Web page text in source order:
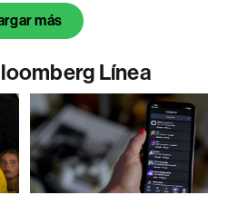
más
Línea